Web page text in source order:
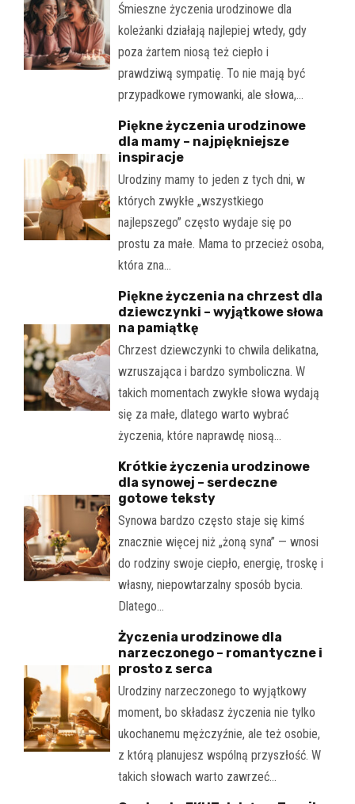
Śmieszne życzenia urodzinowe dla
koleżanki działają najlepiej wtedy, gdy
poza żartem niosą też ciepło i
prawdziwą sympatię. To nie mają być
przypadkowe rymowanki, ale słowa,…
Piękne życzenia urodzinowe
dla mamy – najpiękniejsze
inspiracje
Urodziny mamy to jeden z tych dni, w
których zwykłe „wszystkiego
najlepszego” często wydaje się po
prostu za małe. Mama to przecież osoba,
która zna…
Piękne życzenia na chrzest dla
dziewczynki – wyjątkowe słowa
na pamiątkę
Chrzest dziewczynki to chwila delikatna,
wzruszająca i bardzo symboliczna. W
takich momentach zwykłe słowa wydają
się za małe, dlatego warto wybrać
życzenia, które naprawdę niosą…
Krótkie życzenia urodzinowe
dla synowej – serdeczne
gotowe teksty
Synowa bardzo często staje się kimś
znacznie więcej niż „żoną syna” — wnosi
do rodziny swoje ciepło, energię, troskę i
własny, niepowtarzalny sposób bycia.
Dlatego…
Życzenia urodzinowe dla
narzeczonego – romantyczne i
prosto z serca
Urodziny narzeczonego to wyjątkowy
moment, bo składasz życzenia nie tylko
ukochanemu mężczyźnie, ale też osobie,
z którą planujesz wspólną przyszłość. W
takich słowach warto zawrzeć…